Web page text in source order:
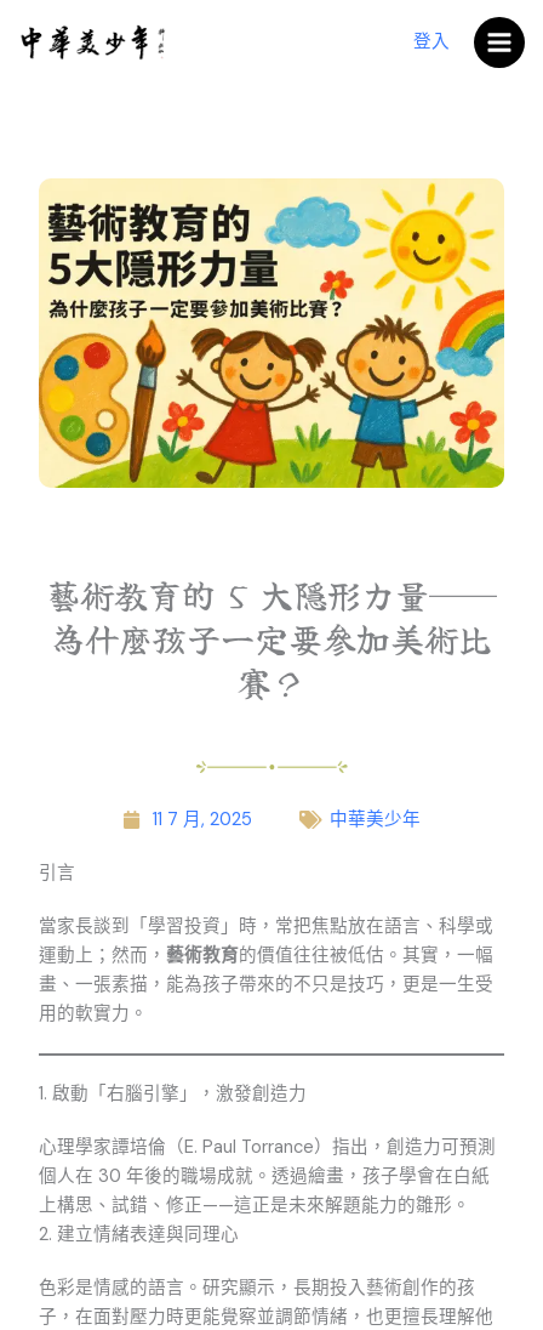
登入
藝術教育的 5 大隱形力量──
為什麼孩子一定要參加美術比
賽？
11 7 月, 2025 中華美少年
引言
當家長談到「學習投資」時，常把焦點放在語言、科學或
運動上；然而， 藝術教育的價值往往被低估。其實，一幅
畫、一張素描，能為孩子帶來的不只是技巧，更是一生受
用的軟實力。
1. 啟動「右腦引擎」，激發創造力
心理學家譚培倫（E. Paul Torrance）指出，創造力可預測
個人在 30 年後的職場成就。透過繪畫，孩子學會在白紙
上構思、試錯、修正——這正是未來解題能力的雛形。
2. 建立情緒表達與同理心
色彩是情感的語言。研究顯示，長期投入藝術創作的孩
子，在面對壓力時更能覺察並調節情緒，也更擅長理解他